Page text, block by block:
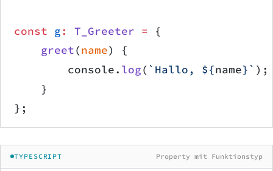
const g: T_Greeter = {
    greet
(name) {
        console.
log( `Hallo, ${name}` );
    }
};
TYPESCRIPT Property mit Funktionstyp